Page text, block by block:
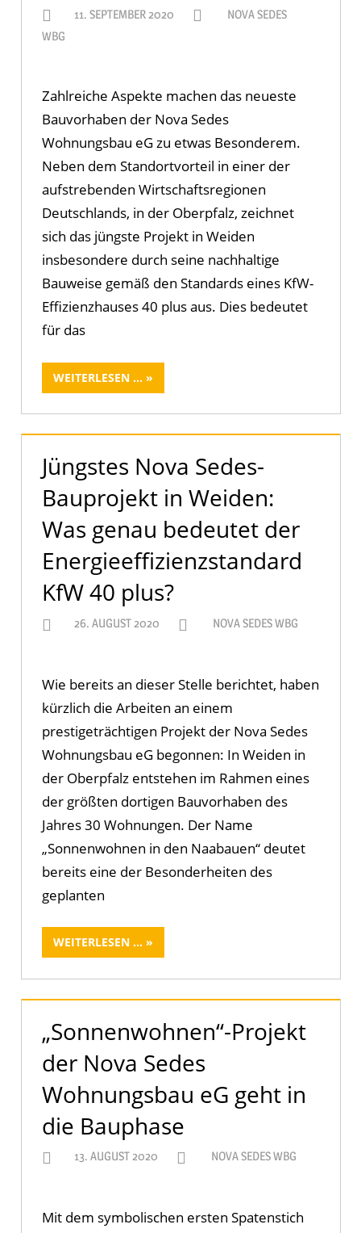
11. SEPTEMBER 2020
NOVA SEDES
WBG
Zahlreiche Aspekte machen das neueste
Bauvorhaben der Nova Sedes
Wohnungsbau eG zu etwas Besonderem.
Neben dem Standortvorteil in einer der
aufstrebenden Wirtschaftsregionen
Deutschlands, in der Oberpfalz, zeichnet
sich das jüngste Projekt in Weiden
insbesondere durch seine nachhaltige
Bauweise gemäß den Standards eines KfW-
Effizienzhauses 40 plus aus. Dies bedeutet
für das
WEITERLESEN ...
Jüngstes Nova Sedes-
Bauprojekt in Weiden:
Was genau bedeutet der
Energieeffizienzstandard
KfW 40 plus?
26. AUGUST 2020 NOVA SEDES WBG
Wie bereits an dieser Stelle berichtet, haben
kürzlich die Arbeiten an einem
prestigeträchtigen Projekt der Nova Sedes
Wohnungsbau eG begonnen: In Weiden in
der Oberpfalz entstehen im Rahmen eines
der größten dortigen Bauvorhaben des
Jahres 30 Wohnungen. Der Name
„Sonnenwohnen in den Naabauen“ deutet
bereits eine der Besonderheiten des
geplanten
WEITERLESEN ...
„Sonnenwohnen“-Projekt
der Nova Sedes
Wohnungsbau eG geht in
die Bauphase
13. AUGUST 2020 NOVA SEDES WBG
Mit dem symbolischen ersten Spatenstich